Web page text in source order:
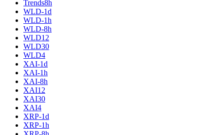
Trends8h
WLD-1d
WLD-1h
WLD-8h
WLD12
WLD30
WLD4
XAI-1d
XAI-1h
XAI-8h
XAI12
XAI30
XAI4
XRP-1d
XRP-1h